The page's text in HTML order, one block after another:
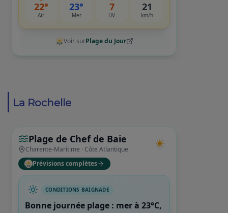
La Rochelle